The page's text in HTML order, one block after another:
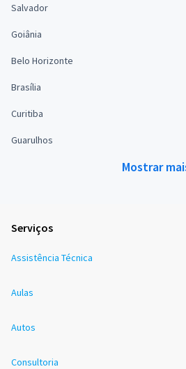
Salvador
Goiânia
Belo Horizonte
Brasília
Curitiba
Guarulhos
Mostrar
Serviços
Assistência Técnica
Aulas
Autos
Consultoria